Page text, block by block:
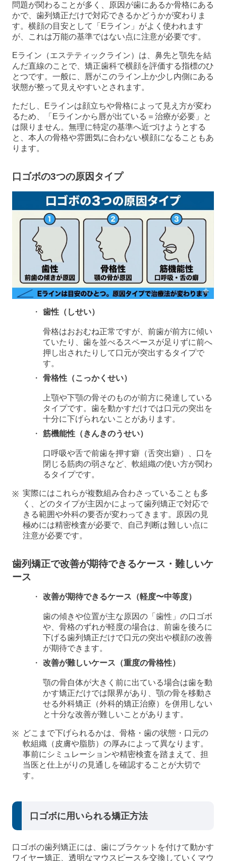
問題が関わることが多く、原因が歯にあるか骨格にある
かで、歯列矯正だけで対応できるかどうかが変わりま
す。横顔の目安として「Eライン」がよく使われます
が、これは万能の基準ではない点に注意が必要です。
Eライン（エステティックライン）は、鼻先と顎先を結
んだ直線のことで、矯正歯科で横顔を評価する指標のひ
とつです。一般に、唇がこのライン上か少し内側にある
状態が整って見えやすいとされます。
ただし、Eラインは顔立ちや骨格によって見え方が変わ
るため、「Eラインから唇が出ている＝治療が必要」と
は限りません。無理に特定の基準へ近づけようとする
と、本人の骨格や雰囲気に合わない横顔になることもあ
ります。
口ゴボの3つの原因タイプ
歯性（しせい）
骨格はおおむね正常ですが、前歯が前方に傾い
ていたり、歯を並べるスペースが足りずに前へ
押し出されたりして口元が突出するタイプで
す。
骨格性（こっかくせい）
上顎や下顎の骨そのものが前方に発達している
タイプです。歯を動かすだけでは口元の突出を
十分に下げられないことがあります。
筋機能性（きんきのうせい）
口呼吸や舌で前歯を押す癖（舌突出癖）、口を
閉じる筋肉の弱さなど、軟組織の使い方が関わ
るタイプです。
実際にはこれらが複数組み合わさっていることも多
く、どのタイプが主因かによって歯列矯正で対応で
きる範囲や外科の要否が変わってきます。原因の見
極めには精密検査が必要で、自己判断は難しい点に
注意が必要です。
歯列矯正で改善が期待できるケース・難しいケ
ース
改善が期待できるケース（軽度〜中等度）
歯の傾きや位置が主な原因の「歯性」の口ゴボ
や、骨格のずれが軽度の場合は、前歯を後ろに
下げる歯列矯正だけで口元の突出や横顔の改善
が期待できます。
改善が難しいケース（重度の骨格性）
顎の骨自体が大きく前に出ている場合は歯を動
かす矯正だけでは限界があり、顎の骨を移動さ
せる外科矯正（外科的矯正治療）を併用しない
と十分な改善が難しいことがあります。
どこまで下げられるかは、骨格・歯の状態・口元の
軟組織（皮膚や脂肪）の厚みによって異なります。
事前にシミュレーションや精密検査を踏まえて、担
当医と仕上がりの見通しを確認することが大切で
す。
口ゴボに用いられる矯正方法
口ゴボの歯列矯正には、歯にブラケットを付けて動かす
ワイヤー矯正、透明なマウスピースを交換していくマウ